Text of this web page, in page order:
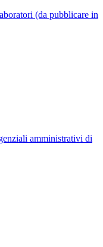
(da pubblicare in
amministrativi di